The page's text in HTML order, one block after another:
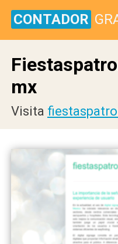
CONTADOR
mx
Visita